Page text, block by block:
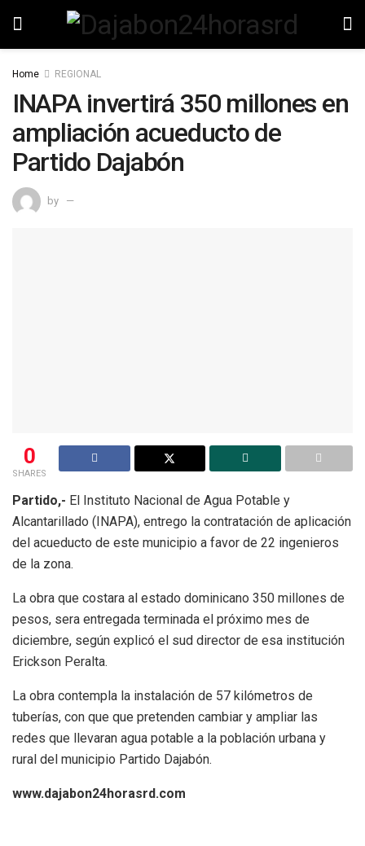
Home REGIONAL
INAPA invertirá 350 millones en
ampliación acueducto de
Partido Dajabón
by
0
SHARES
Partido,- El Instituto Nacional de Agua Potable y
Alcantarillado (INAPA), entrego la contratación de aplicación
del acueducto de este municipio a favor de 22 ingenieros
de la zona.
La obra que costara al estado dominicano 350 millones de
pesos, sera entregada terminada el próximo mes de
diciembre, según explicó el sud director de esa institución
Erickson Peralta.
La obra contempla la instalación de 57 kilómetros de
tuberías, con que que pretenden cambiar y ampliar las
redes que llevaran agua potable a la población urbana y
rural del municipio Partido Dajabón.
www.dajabon24horasrd.com